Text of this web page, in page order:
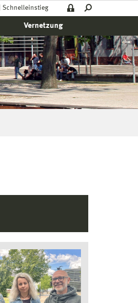
Schnelleinstieg
Vernetzung